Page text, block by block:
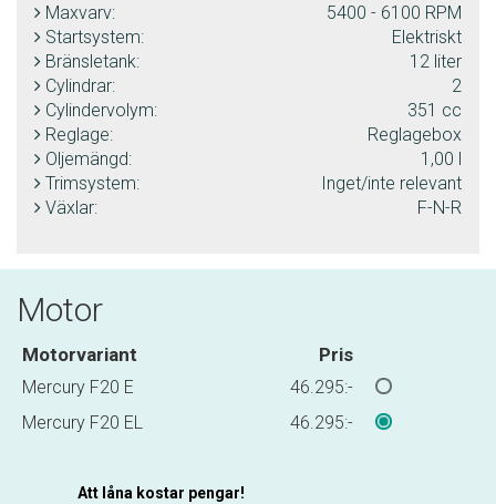
Maxvarv:
5400 - 6100 RPM
Startsystem:
Elektriskt
Bränsletank:
12 liter
Cylindrar:
2
Cylindervolym:
351 cc
Reglage:
Reglagebox
Oljemängd:
1,00 l
Trimsystem:
Inget/inte relevant
Växlar:
F-N-R
Motor
Motorvariant Pris
Mercury F20 E
46.295:-
Mercury F20 EL
46.295:-
Att låna kostar pengar!